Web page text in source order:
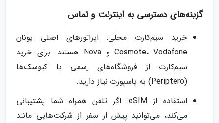
گزینه‌های دسترسی به اینترنت و تماس
خرید سیم‌کارت محلی: اپراتورهای اصلی یونان
Cosmote، Vodafone و Nova هستند. برای خرید
سیم‌کارت از فروشگاه‌های رسمی یا کیوسک‌ها
(Periptero) به پاسپورت نیاز دارید.
استفاده از eSIM: اگر تلفن همراه شما پشتیبانی
می‌کند، می‌توانید پیش از سفر از شرکت‌هایی مانند